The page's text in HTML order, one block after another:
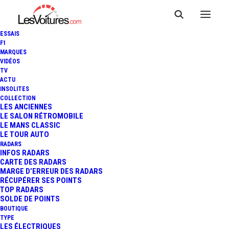
ESSAIS
F1
MARQUES
VIDÉOS
TV
ACTU
INSOLITES
COLLECTION
LES ANCIENNES
LE SALON RÉTROMOBILE
LE MANS CLASSIC
LE TOUR AUTO
RADARS
INFOS RADARS
CARTE DES RADARS
MARGE D’ERREUR DES RADARS
RÉCUPÉRER SES POINTS
TOP RADARS
SOLDE DE POINTS
BOUTIQUE
TYPE
LES ÉLECTRIQUES